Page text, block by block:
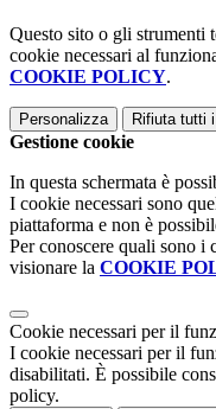
Questo sito o gli strumenti
cookie necessari al
COOKIE POLICY.
Personalizza Rifiuta tutti
Gestione cookie
In questa schermata è
I cookie necessari sono
piattaforma e non è
Per conoscere quali sono i
visionare la COOKIE
Cookie necessari per il
I cookie necessari per il
disabilitati. È possibile
policy.